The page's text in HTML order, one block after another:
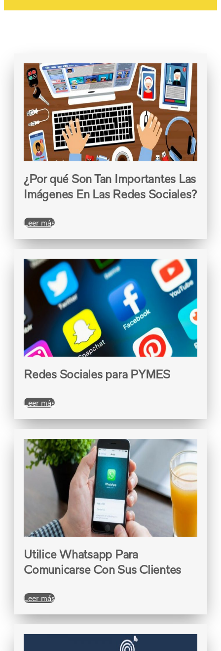
¿Por qué Son Tan Importantes Las
Imágenes En Las Redes Sociales?
Leer más
Redes Sociales para PYMES
Leer más
Utilice Whatsapp Para
Comunicarse Con Sus Clientes
Leer más